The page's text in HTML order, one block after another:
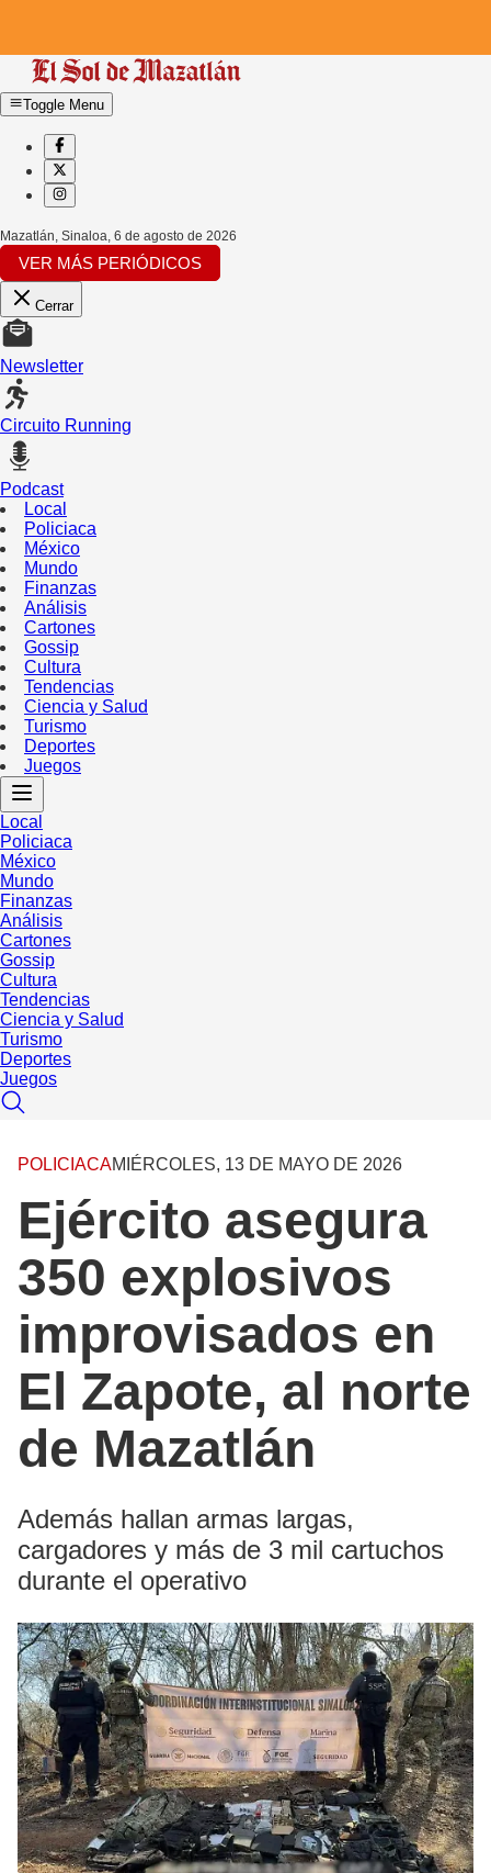
Toggle Menu
Mazatlán, Sinaloa, 6 de agosto de 2026
VER MÁS PERIÓDICOS
Cerrar
Newsletter
Circuito Running
Podcast
Local
Policiaca
México
Mundo
Finanzas
Análisis
Cartones
Gossip
Cultura
Tendencias
Ciencia y Salud
Turismo
Deportes
Juegos
Local
Policiaca
México
Mundo
Finanzas
Análisis
Cartones
Gossip
Cultura
Tendencias
Ciencia y Salud
Turismo
Deportes
Juegos
POLICIACAMIÉRCOLES, 13 DE MAYO DE 2026
Ejército asegura
350 explosivos
improvisados en
El Zapote, al norte
de Mazatlán
Además hallan armas largas,
cargadores y más de 3 mil cartuchos
durante el operativo